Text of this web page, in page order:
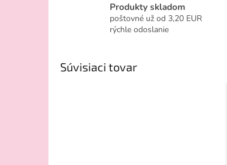
Produkty skladom
poštovné už od 3,20 EUR
rýchle odoslanie
Súvisiaci tovar